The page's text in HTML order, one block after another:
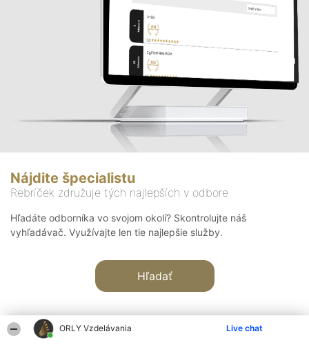
ORLY Vzdelávania Live chat
Nájdite špecialistu
Rebríček združuje tých najlepších v odbore
Hľadáte odborníka vo svojom okolí? Skontrolujte náš
vyhľadávač. Využívajte len tie najlepšie služby.
Hľadať